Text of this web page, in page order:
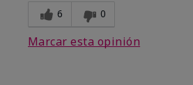
6 0
Marcar esta opinión